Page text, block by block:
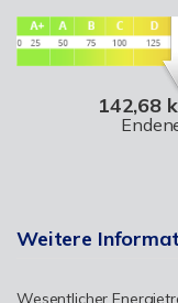
142,68
Weitere
Wesentlicher